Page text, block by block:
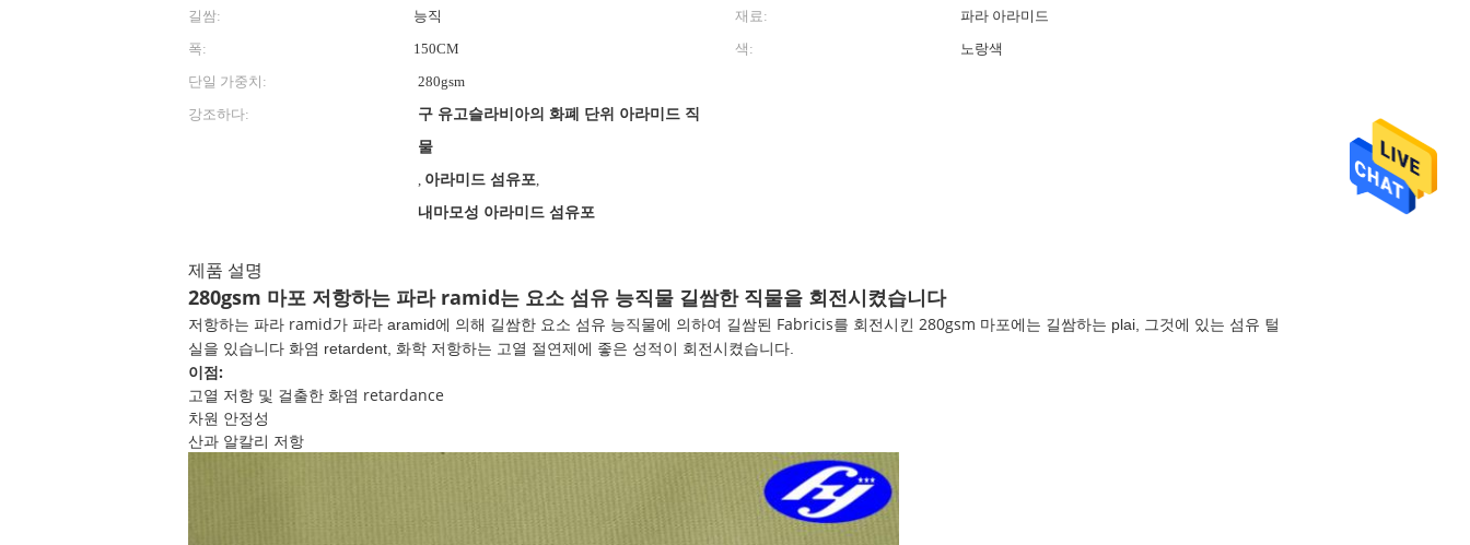
길쌈: 능직 재료:
파라 아라미드
폭:
150CM 색:
노랑색
단일 가중치:
280gsm
강조하다:
구 유고슬라비아의 화폐 단위 아라미드 직
물
, 아라미드 섬유포,
내마모성 아라미드 섬유포
제품 설명
280gsm 마포 저항하는 파라 ramid는 요소 섬유 능직물 길쌈한 직물을 회전시켰습니다
저항하는 파라 ramid가 파라 aramid에 의해 길쌈한 요소 섬유 능직물에 의하여 길쌈된 Fabricis를 회전시킨 280gsm 마포에는 길쌈하는 plai, 그것에 있는 섬유 털
실을 있습니다 화염 retardent, 화학 저항하는 고열 절연제에 좋은 성적이 회전시켰습니다.
이점:
고열 저항 및 걸출한 화염 retardance
차원 안정성
산과 알칼리 저항